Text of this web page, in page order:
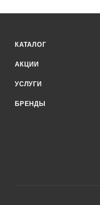
КАТАЛОГ
АКЦИИ
УСЛУГИ
БРЕНДЫ